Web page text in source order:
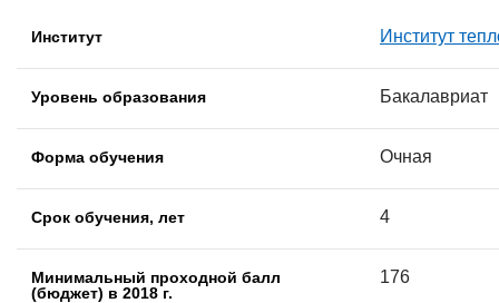
Институт Институт
Уровень образования Бакалавриат
Форма обучения Очная
Срок обучения, лет 4
Минимальный проходной балл
(бюджет) в 2018 г.
176